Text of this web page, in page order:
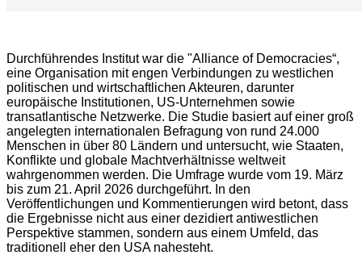
Durchführendes Institut war die "Alliance of Democracies“,
eine Organisation mit engen Verbindungen zu westlichen
politischen und wirtschaftlichen Akteuren, darunter
europäische Institutionen, US-Unternehmen sowie
transatlantische Netzwerke. Die Studie basiert auf einer groß
angelegten internationalen Befragung von rund 24.000
Menschen in über 80 Ländern und untersucht, wie Staaten,
Konflikte und globale Machtverhältnisse weltweit
wahrgenommen werden. Die Umfrage wurde vom 19. März
bis zum 21. April 2026 durchgeführt. In den
Veröffentlichungen und Kommentierungen wird betont, dass
die Ergebnisse nicht aus einer dezidiert antiwestlichen
Perspektive stammen, sondern aus einem Umfeld, das
traditionell eher den USA nahesteht.